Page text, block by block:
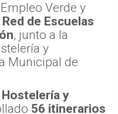
Verde y
Red de Escuelas
, junto a la
y
Municipal de
y
56 itinerarios